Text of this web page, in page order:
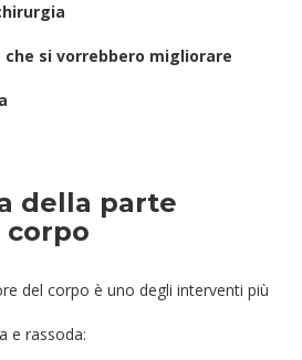
che si vorrebbero migliorare
della parte
del corpo è uno degli interventi più
e rassoda: